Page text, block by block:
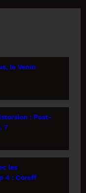
le Venin
: Post-
7
les
4 : Coreff